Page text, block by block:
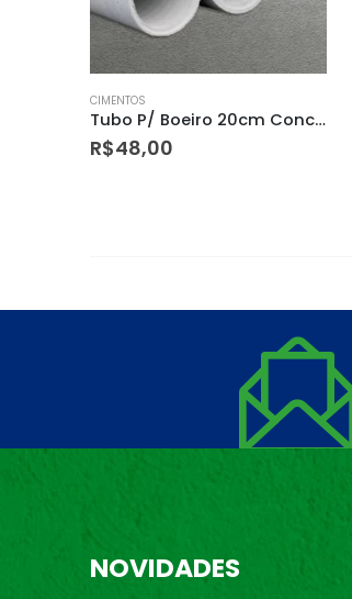
CIMENTOS
Mourao Reto Quad Euc 15x15x2,70mt
R$145,00
NOVIDADES